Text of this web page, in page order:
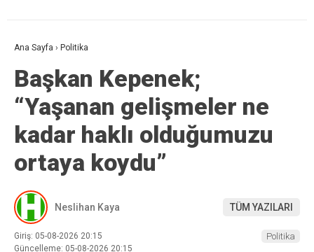
Ana Sayfa › Politika
Başkan Kepenek;
“Yaşanan gelişmeler ne
kadar haklı olduğumuzu
ortaya koydu”
Neslihan Kaya TÜM YAZILARI
Giriş: 05-08-2026 20:15
Güncelleme: 05-08-2026 20:15
Politika